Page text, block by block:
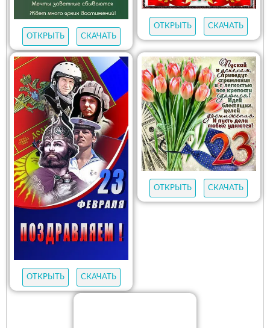
ОТКРЫТЬ СКАЧАТЬ
ОТКРЫТЬ СКАЧАТЬ
ОТКРЫТЬ СКАЧАТЬ
ОТКРЫТЬ СКАЧАТЬ